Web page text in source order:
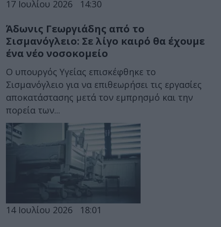
17 Ιουλίου 2026 14:30
Άδωνις Γεωργιάδης από το
Σισμανόγλειο: Σε λίγο καιρό θα έχουμε
ένα νέο νοσοκομείο
Ο υπουργός Υγείας επισκέφθηκε το
Σισμανόγλειο για να επιθεωρήσει τις εργασίες
αποκατάστασης μετά τον εμπρησμό και την
πορεία των...
14 Ιουλίου 2026 18:01